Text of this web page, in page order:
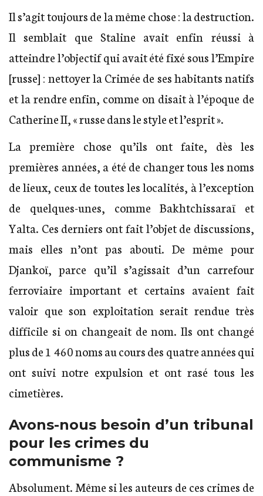
Il s’agit toujours de la même chose : la destruction.
Il semblait que Staline avait enfin réussi à
atteindre l’objectif qui avait été fixé sous l’Empire
[russe] : nettoyer la Crimée de ses habitants natifs
et la rendre enfin, comme on disait à l’époque de
Catherine II, « russe dans le style et l’esprit ».
La première chose qu’ils ont faite, dès les
premières années, a été de changer tous les noms
de lieux, ceux de toutes les localités, à l’exception
de quelques-unes, comme Bakhtchissaraï et
Yalta. Ces derniers ont fait l’objet de discussions,
mais elles n’ont pas abouti. De même pour
Djankoï, parce qu’il s’agissait d’un carrefour
ferroviaire important et certains avaient fait
valoir que son exploitation serait rendue très
difficile si on changeait de nom. Ils ont changé
plus de 1 460 noms au cours des quatre années qui
ont suivi notre expulsion et ont rasé tous les
cimetières.
Avons-nous besoin d’un tribunal
pour les crimes du
communisme ?
Absolument. Même si les auteurs de ces crimes de